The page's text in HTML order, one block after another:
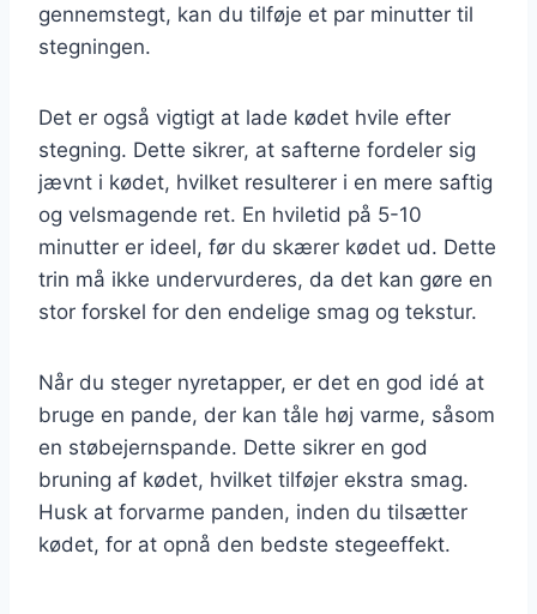
gennemstegt, kan du tilføje et par minutter til
stegningen.
Det er også vigtigt at lade kødet hvile efter
stegning. Dette sikrer, at safterne fordeler sig
jævnt i kødet, hvilket resulterer i en mere saftig
og velsmagende ret. En hviletid på 5-10
minutter er ideel, før du skærer kødet ud. Dette
trin må ikke undervurderes, da det kan gøre en
stor forskel for den endelige smag og tekstur.
Når du steger nyretapper, er det en god idé at
bruge en pande, der kan tåle høj varme, såsom
en støbejernspande. Dette sikrer en god
bruning af kødet, hvilket tilføjer ekstra smag.
Husk at forvarme panden, inden du tilsætter
kødet, for at opnå den bedste stegeeffekt.